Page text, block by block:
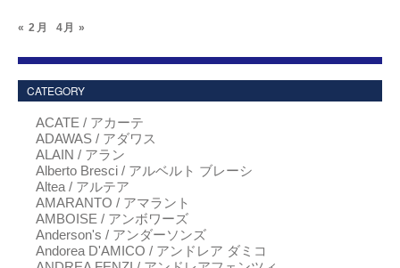
« 2月 4月 »
CATEGORY
ACATE / アカーテ
ADAWAS / アダワス
ALAIN / アラン
Alberto Bresci / アルベルト ブレーシ
Altea / アルテア
AMARANTO / アマラント
AMBOISE / アンボワーズ
Anderson's / アンダーソンズ
Andorea D'AMICO / アンドレア ダミコ